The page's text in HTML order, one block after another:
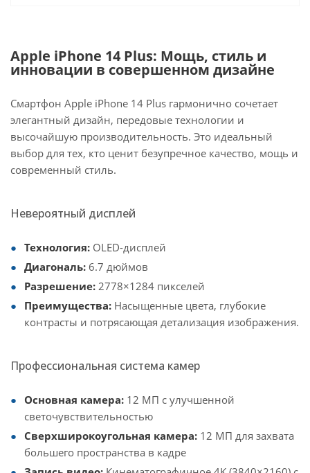
Apple iPhone 14 Plus: Мощь, стиль и
инновации в совершенном дизайне
Смартфон Apple iPhone 14 Plus гармонично сочетает
элегантный дизайн, передовые технологии и
высочайшую производительность. Это идеальный
выбор для тех, кто ценит безупречное качество, мощь и
современный стиль.
Невероятный дисплей
Технология: OLED-дисплей
Диагональ: 6.7 дюймов
Разрешение: 2778×1284 пикселей
Преимущества: Насыщенные цвета, глубокие
контрасты и потрясающая детализация изображения.
Профессиональная система камер
Основная камера: 12 МП с улучшенной
светочувствительностью
Сверхширокоугольная камера: 12 МП для захвата
большего пространства в кадре